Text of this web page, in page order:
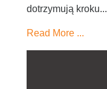
dotrzymują kroku...
Read More ...